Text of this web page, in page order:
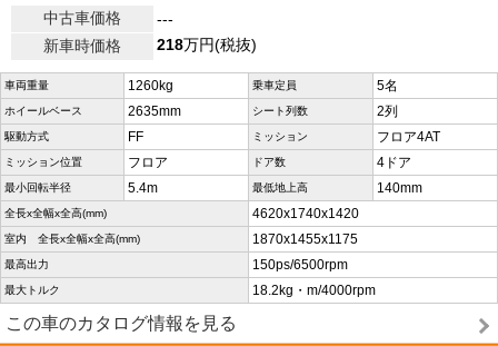
中古車価格
---
新車時価格
218万円(税抜)
車両重量 1260kg 乗車定員 5名
ホイールベース 2635mm シート列数 2列
駆動方式 FF ミッション フロア4AT
ミッション位置 フロア ドア数 4ドア
最小回転半径 5.4m 最低地上高 140mm
全長x全幅x全高(mm) 4620x1740x1420
室内 全長x全幅x全高(mm) 1870x1455x1175
最高出力 150ps/6500rpm
最大トルク 18.2kg・m/4000rpm
この車のカタログ情報を見る